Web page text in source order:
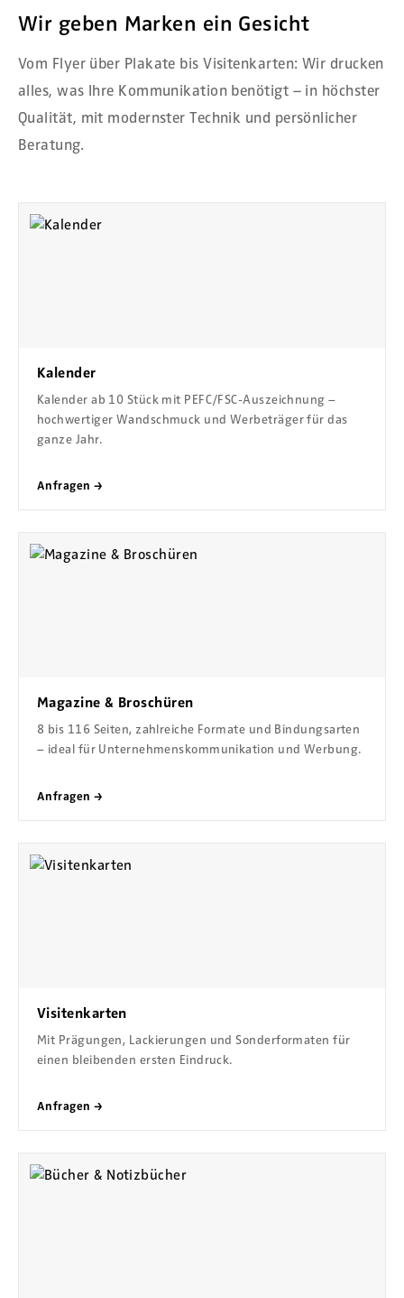
Wir geben Marken ein Gesicht
Vom Flyer über Plakate bis Visitenkarten: Wir drucken
alles, was Ihre Kommunikation benötigt – in höchster
Qualität, mit modernster Technik und persönlicher
Beratung.
Kalender
Kalender ab 10 Stück mit PEFC/FSC-Auszeichnung –
hochwertiger Wandschmuck und Werbeträger für das
ganze Jahr.
Anfragen →
Magazine & Broschüren
8 bis 116 Seiten, zahlreiche Formate und Bindungsarten
– ideal für Unternehmenskommunikation und Werbung.
Anfragen →
Visitenkarten
Mit Prägungen, Lackierungen und Sonderformaten für
einen bleibenden ersten Eindruck.
Anfragen →